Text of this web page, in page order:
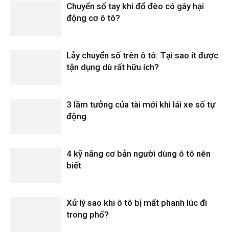
Chuyển số tay khi đổ đèo có gây hại
động cơ ô tô?
Lẫy chuyển số trên ô tô: Tại sao ít được
tận dụng dù rất hữu ích?
3 lầm tưởng của tài mới khi lái xe số tự
động
4 kỹ năng cơ bản người dùng ô tô nên
biết
Xử lý sao khi ô tô bị mất phanh lúc đi
trong phố?